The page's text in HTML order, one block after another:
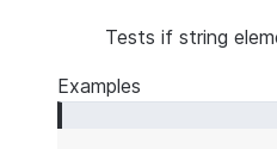
Tests if string
Examples